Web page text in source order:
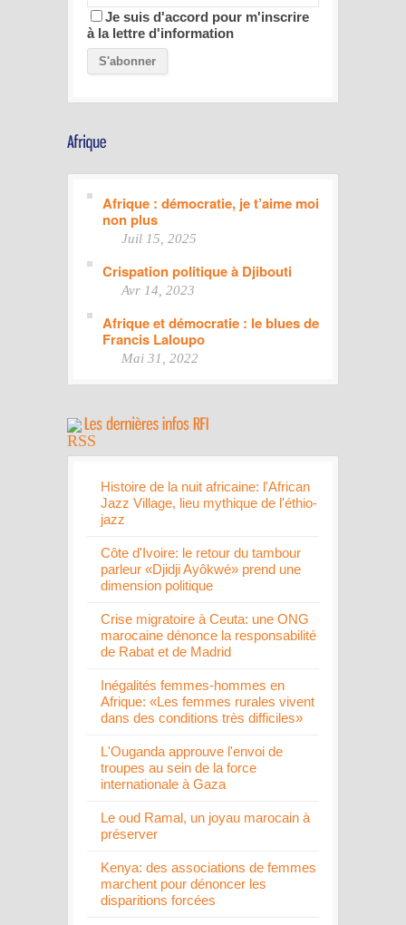
Je suis d'accord pour m'inscrire
à la lettre d'information
Afrique : démocratie, je t’aime moi
non plus
Juil 15, 2025
Crispation politique à Djibouti
Avr 14, 2023
Afrique et démocratie : le blues de
Francis Laloupo
Mai 31, 2022
Histoire de la nuit africaine: l'African
Jazz Village, lieu mythique de l'éthio-
jazz
Côte d'Ivoire: le retour du tambour
parleur «Djidji Ayôkwé» prend une
dimension politique
Crise migratoire à Ceuta: une ONG
marocaine dénonce la responsabilité
de Rabat et de Madrid
Inégalités femmes-hommes en
Afrique: «Les femmes rurales vivent
dans des conditions très difficiles»
L'Ouganda approuve l'envoi de
troupes au sein de la force
internationale à Gaza
Le oud Ramal, un joyau marocain à
préserver
Kenya: des associations de femmes
marchent pour dénoncer les
disparitions forcées